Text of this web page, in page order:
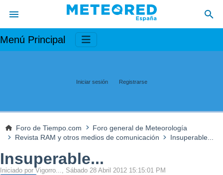
Menú Principal
Iniciar sesión Registrarse
Foro de Tiempo.com
Foro general de Meteorología
Revista RAM y otros medios de comunicación
Insuperable...
Insuperable...
Iniciado por Vigorro..., Sábado 28 Abril 2012 15:15:01 PM